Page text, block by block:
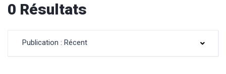
0 Résultats
Publication : Récent